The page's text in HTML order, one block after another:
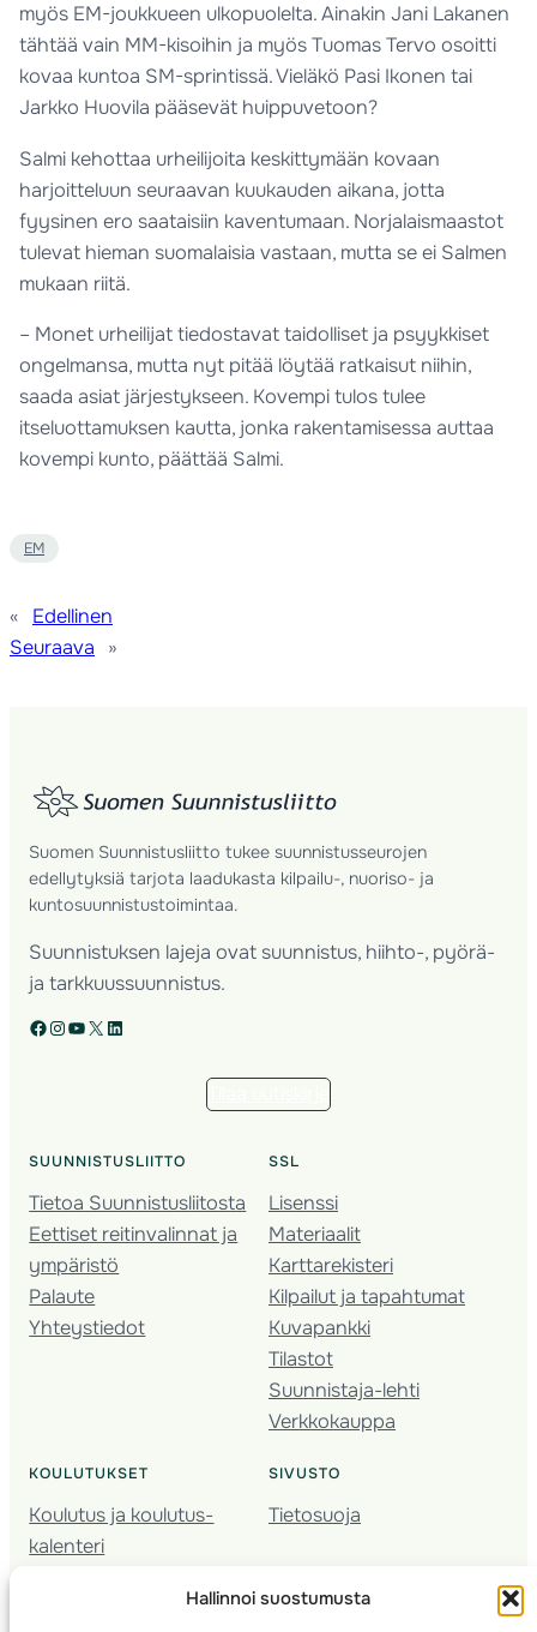
Hallinnoi suostumusta
myös EM-joukkueen ulkopuolelta. Ainakin Jani Lakanen
tähtää vain MM-kisoihin ja myös Tuomas Tervo osoitti
kovaa kuntoa SM-sprintissä. Vieläkö Pasi Ikonen tai
Jarkko Huovila pääsevät huippuvetoon?
Salmi kehottaa urheilijoita keskittymään kovaan
harjoitteluun seuraavan kuukauden aikana, jotta
fyysinen ero saataisiin kaventumaan. Norjalaismaastot
tulevat hieman suomalaisia vastaan, mutta se ei Salmen
mukaan riitä.
– Monet urheilijat tiedostavat taidolliset ja psyykkiset
ongelmansa, mutta nyt pitää löytää ratkaisut niihin,
saada asiat järjestykseen. Kovempi tulos tulee
itseluottamuksen kautta, jonka rakentamisessa auttaa
kovempi kunto, päättää Salmi.
EM
«
Edellinen
Seuraava
»
Suomen Suunnistusliitto tukee suunnistusseurojen
edellytyksiä tarjota laadukasta kilpailu-, nuoriso- ja
kuntosuunnistustoimintaa.
Suunnistuksen lajeja ovat suunnistus, hiihto-, pyörä-
ja tarkkuussuunnistus.
Facebook Instagram YouTube X LinkedIn
SUUNNISTUSLIITTO
Tietoa Suunnistusliitosta
Eettiset reitinvalinnat ja
ympäristö
Palaute
Yhteystiedot
SSL
Lisenssi
Materiaalit
Karttarekisteri
Kilpailut ja tapahtumat
Kuvapankki
Tilastot
Suunnistaja-lehti
Verkkokauppa
KOULUTUKSET
Koulutus ja koulutus­
kalenteri
Seura­kehittäminen
SIVUSTO
Tietosuoja